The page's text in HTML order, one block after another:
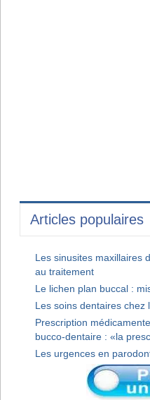
Articles populaires
Les sinusites maxillaires
au traitement
Le lichen plan buccal :
Les soins dentaires chez
Prescription
bucco-dentaire : «la
Les urgences en